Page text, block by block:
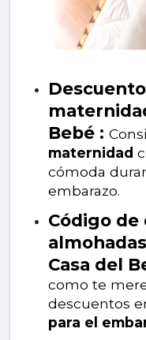
Bebé :
maternidad
cómoda
embarazo.
Código de
Casa del
como te
descuentos
para el